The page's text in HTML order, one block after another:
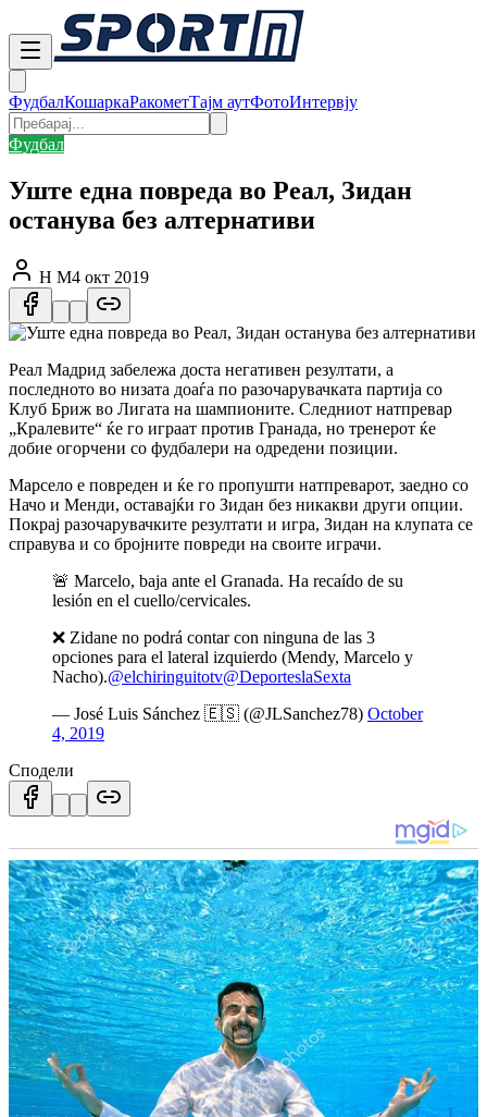
ФудбалКошаркаРакометТајм аутФотоИнтервју
Фудбал
Уште една повреда во Реал, Зидан
останува без алтернативи
Н М4 окт 2019
Реал Мадрид забележа доста негативен резултати, а
последното во низата доаѓа по разочарувачката партија со
Клуб Бриж во Лигата на шампионите. Следниот натпревар
„Кралевите“ ќе го играат против Гранада, но тренерот ќе
добие огорчени со фудбалери на одредени позиции.
Марсело е повреден и ќе го пропушти натпреварот, заедно со
Начо и Менди, оставајќи го Зидан без никакви други опции.
Покрај разочарувачките резултати и игра, Зидан на клупата се
справува и со бројните повреди на своите играчи.
🚨 Marcelo, baja ante el Granada. Ha recaído de su
lesión en el cuello/cervicales.
❌ Zidane no podrá contar con ninguna de las 3
opciones para el lateral izquierdo (Mendy, Marcelo y
Nacho).@elchiringuitotv@DeporteslaSexta
— José Luis Sánchez 🇪🇸 (@JLSanchez78) October
4, 2019
Сподели